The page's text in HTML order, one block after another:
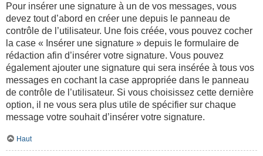
Pour insérer une signature à un de vos messages, vous
devez tout d’abord en créer une depuis le panneau de
contrôle de l’utilisateur. Une fois créée, vous pouvez cocher
la case « Insérer une signature » depuis le formulaire de
rédaction afin d’insérer votre signature. Vous pouvez
également ajouter une signature qui sera insérée à tous vos
messages en cochant la case appropriée dans le panneau
de contrôle de l’utilisateur. Si vous choisissez cette dernière
option, il ne vous sera plus utile de spécifier sur chaque
message votre souhait d’insérer votre signature.
Haut